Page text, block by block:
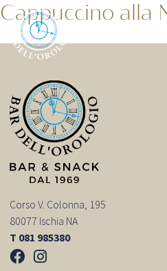
Cappuccino alla
Corso V. Colonna, 195
80077 Ischia NA
T 081 985380